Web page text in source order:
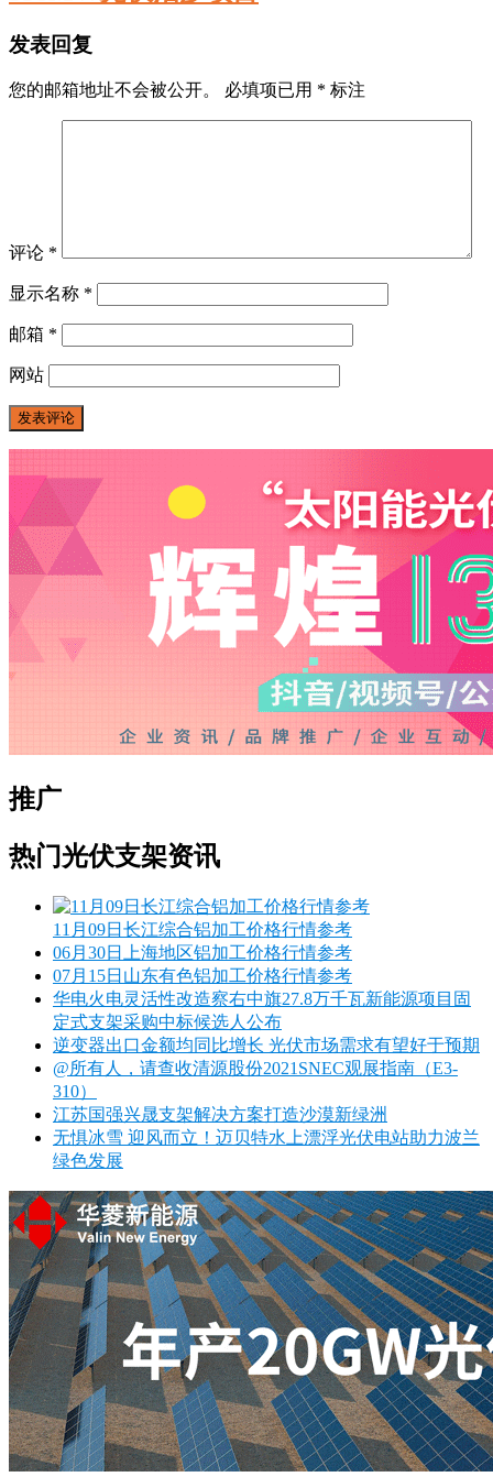
发表回复
您的邮箱地址不会被公开。 必填项已用 * 标注
评论 *
显示名称 *
邮箱 *
网站
推广
热门光伏支架资讯
11月09日长江综合铝加工价格行情参考
06月30日上海地区铝加工价格行情参考
07月15日山东有色铝加工价格行情参考
华电火电灵活性改造察右中旗27.8万千瓦新能源项目固
定式支架采购中标候选人公布
逆变器出口金额均同比增长 光伏市场需求有望好于预期
@所有人，请查收清源股份2021SNEC观展指南（E3-
310）
江苏国强兴晟支架解决方案打造沙漠新绿洲
无惧冰雪 迎风而立！迈贝特水上漂浮光伏电站助力波兰
绿色发展